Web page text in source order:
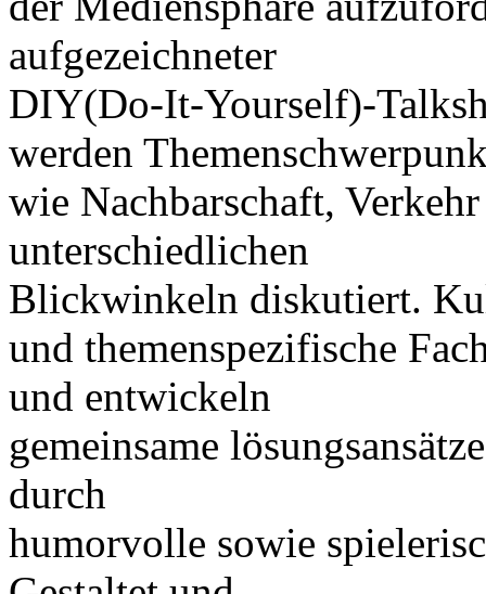
aufgezeichneter
DIY(Do-It-Yourself)-
werden
wie Nachbarschaft,
unterschiedlichen
Blickwinkeln diskutiert.
und themenspezifische
und entwickeln
gemeinsame
durch
humorvolle sowie